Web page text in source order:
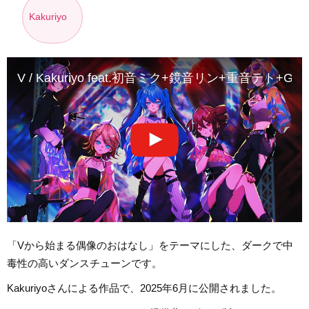
Kakuriyo
V / Kakuriyo feat.初音ミク+鏡音リン+重音テト
「Vから始まる偶像のおはなし」をテーマにした、ダークで中
毒性の高いダンスチューンです。
Kakuriyoさんによる作品で、2025年6月に公開されました。